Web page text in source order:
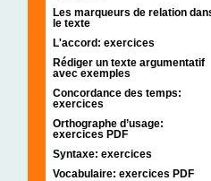
Les marqueurs de relation
le texte
L'accord: exercices
Rédiger un texte argumentatif
avec exemples
Concordance des temps:
exercices
Orthographe d’usage:
exercices PDF
Syntaxe: exercices
Vocabulaire: exercices PDF